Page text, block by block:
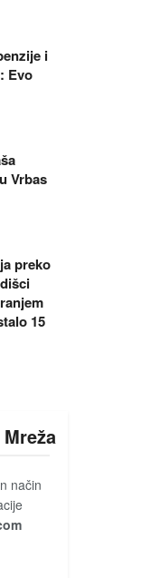
i
Evo
Vrbas
preko
15
način